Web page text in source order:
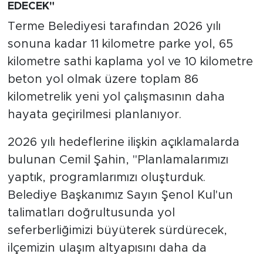
EDECEK"
Terme Belediyesi tarafından 2026 yılı
sonuna kadar 11 kilometre parke yol, 65
kilometre sathi kaplama yol ve 10 kilometre
beton yol olmak üzere toplam 86
kilometrelik yeni yol çalışmasının daha
hayata geçirilmesi planlanıyor.
2026 yılı hedeflerine ilişkin açıklamalarda
bulunan Cemil Şahin, "Planlamalarımızı
yaptık, programlarımızı oluşturduk.
Belediye Başkanımız Sayın Şenol Kul'un
talimatları doğrultusunda yol
seferberliğimizi büyüterek sürdürecek,
ilçemizin ulaşım altyapısını daha da